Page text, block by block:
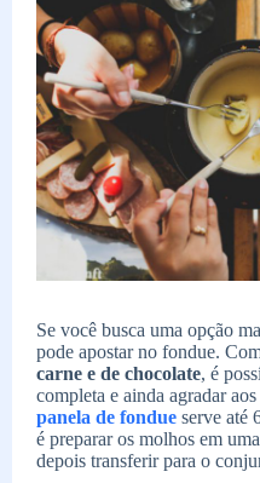
Se você busca uma opção
pode apostar no fondue.
carne e de chocolate, é
completa e ainda agradar
panela de fondue serve até
é preparar os molhos em
depois transferir para o